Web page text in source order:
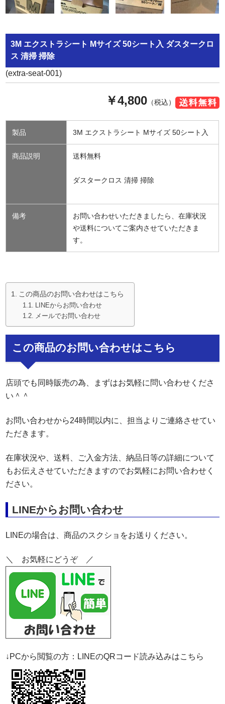
3M エクストラシート Mサイズ 50シート入 ダスタークロ
ス 清掃 掃除
(extra-seat-001)
￥4,800（税込）
製品 3M エクストラシート Mサイズ 50シート入
商品説明 送料無料
ダスタークロス 清掃 掃除
備考
お問い合わせいただきましたら、在庫状況
や送料についてご案内させていただきま
す。
この商品のお問い合わせはこちら
LINEからお問い合わせ
メールでお問い合わせ
この商品のお問い合わせはこちら
店頭でも同時販売の為、まずはお気軽に問い合わせくださ
い＾＾
お問い合わせから24時間以内に、担当よりご連絡させてい
ただきます。
在庫状況や、送料、ご入金方法、納品日等の詳細について
もお伝えさせていただきますのでお気軽にお問い合わせく
ださい。
LINEからお問い合わせ
LINEの場合は、商品のスクショをお送りください。
＼ お気軽にどうぞ ／
↓PCから閲覧の方：LINEのQRコード読み込みはこちら